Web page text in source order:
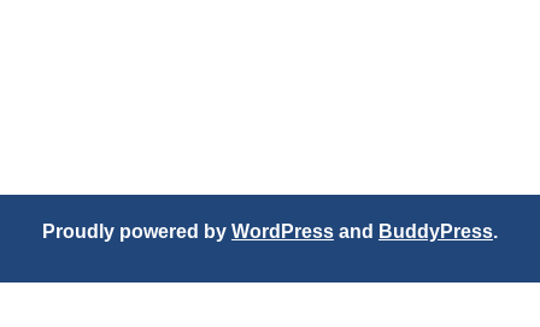
Proudly powered by WordPress and BuddyPress.